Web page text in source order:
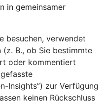
in gemeinsamer
besuchen, verwendet
B., ob Sie bestimmte
oder kommentiert
Insights”) zur Verfügung
keinen Rückschluss